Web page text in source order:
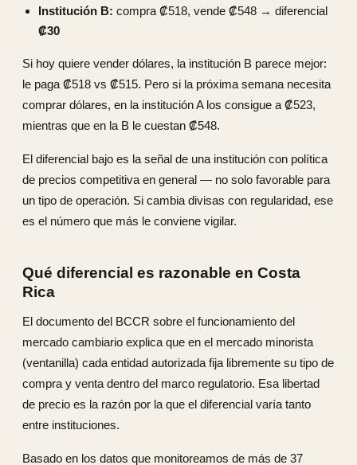
Institución B: compra ₡518, vende ₡548 → diferencial
₡30
Si hoy quiere vender dólares, la institución B parece mejor:
le paga ₡518 vs ₡515. Pero si la próxima semana necesita
comprar dólares, en la institución A los consigue a ₡523,
mientras que en la B le cuestan ₡548.
El diferencial bajo es la señal de una institución con política
de precios competitiva en general — no solo favorable para
un tipo de operación. Si cambia divisas con regularidad, ese
es el número que más le conviene vigilar.
Qué diferencial es razonable en Costa
Rica
El documento del BCCR sobre el funcionamiento del
mercado cambiario explica que en el mercado minorista
(ventanilla) cada entidad autorizada fija libremente su tipo de
compra y venta dentro del marco regulatorio. Esa libertad
de precio es la razón por la que el diferencial varía tanto
entre instituciones.
Basado en los datos que monitoreamos de más de 37